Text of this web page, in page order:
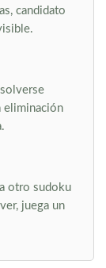
candidato
eliminación
otro sudoku
juega un